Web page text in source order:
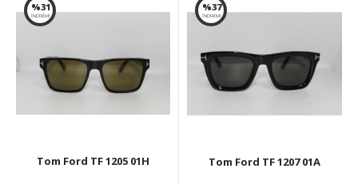
%31
İNDİRİM!
Tom Ford TF 1205 01H
%37
İNDİRİM!
Tom Ford TF 1207 01A